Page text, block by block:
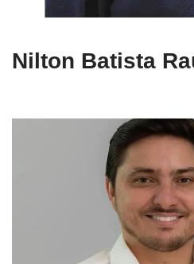
Nilton Batista